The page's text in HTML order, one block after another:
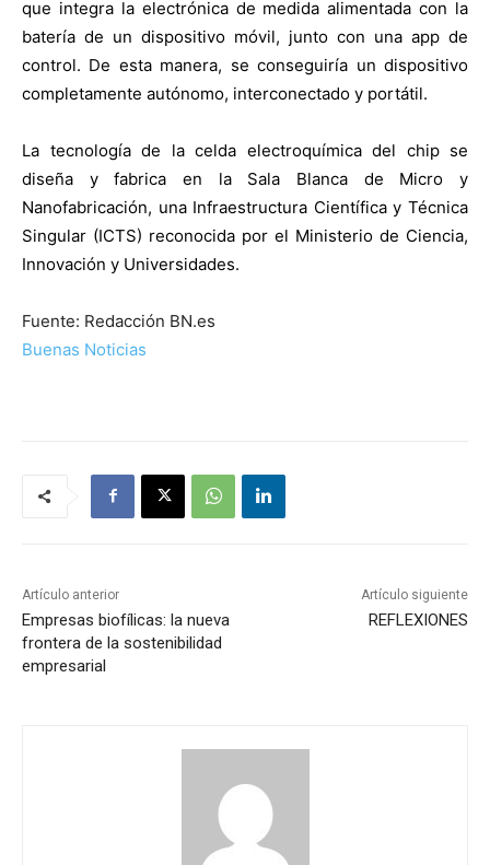
que integra la electrónica de medida alimentada con la
batería de un dispositivo móvil, junto con una app de
control. De esta manera, se conseguiría un dispositivo
completamente autónomo, interconectado y portátil.
La tecnología de la celda electroquímica del chip se
diseña y fabrica en la Sala Blanca de Micro y
Nanofabricación, una Infraestructura Científica y Técnica
Singular (ICTS) reconocida por el Ministerio de Ciencia,
Innovación y Universidades.
Fuente: Redacción BN.es
Buenas Noticias
Artículo anterior
Empresas biofílicas: la nueva
frontera de la sostenibilidad
empresarial
Artículo siguiente
REFLEXIONES